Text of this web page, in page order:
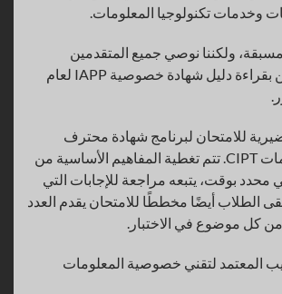
وخدمات تكنولوجيا المعلومات.
ولكننا نوصي جميع المتقدمين
للاختبار المحتملين بقراءة دليل شهادة خصوصية IAPP لعام
للامتحان لبرنامج شهادة محترف
خصوصية المعلومات CIPT. تتم تغطية المفاهيم الأساسية من
محدد بوقت، يتبعه مراجعة للإجابات التي
الطلاب أيضًا مخططًا للامتحان يقدم العدد
من كل موضوع في الاختبار.
المعتمد لتقني خصوصية المعلومات